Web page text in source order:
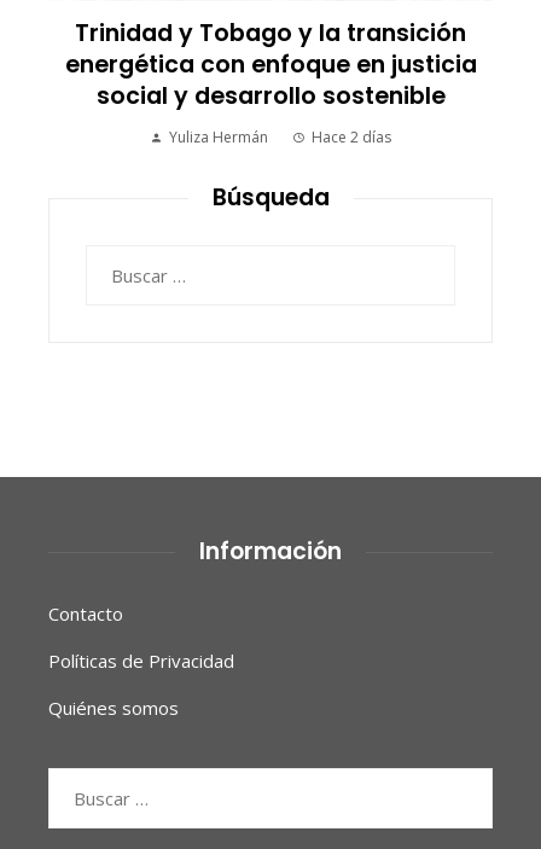
Trinidad y Tobago y la transición
energética con enfoque en justicia
social y desarrollo sostenible
Yuliza Hermán Hace 2 días
Búsqueda
Información
Contacto
Políticas de Privacidad
Quiénes somos